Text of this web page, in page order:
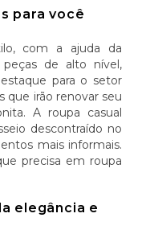
para você
com a ajuda da
peças de alto nível,
para o setor
que irão renovar seu
A roupa casual
descontraído no
mais informais.
precisa em roupa
elegância e